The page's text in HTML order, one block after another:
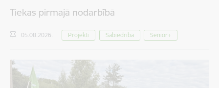
Tiekas pirmajā nodarbībā
05.08.2026. Projekti Sabiedrība Senior+